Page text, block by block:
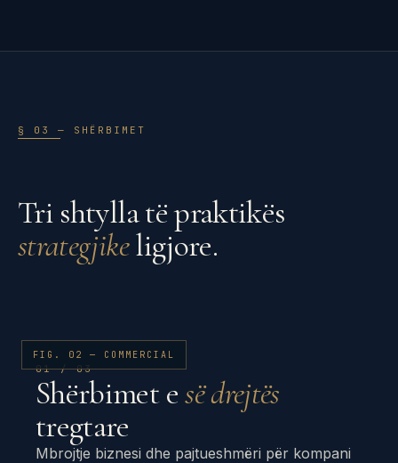
§ 03 — SHËRBIMET
Tri shtylla të praktikës
strategjikeligjore.
FIG. 02 — COMMERCIAL
01 / 03
Shërbimet esë drejtës
tregtare
Mbrojtje biznesi dhe pajtueshmëri për kompani